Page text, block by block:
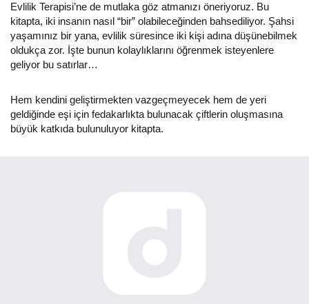
Evlilik Terapisi’ne de mutlaka göz atmanızı öneriyoruz. Bu
kitapta, iki insanın nasıl “bir” olabileceğinden bahsediliyor. Şahsi
yaşamınız bir yana, evlilik süresince iki kişi adına düşünebilmek
oldukça zor. İşte bunun kolaylıklarını öğrenmek isteyenlere
geliyor bu satırlar…
Hem kendini geliştirmekten vazgeçmeyecek hem de yeri
geldiğinde eşi için fedakarlıkta bulunacak çiftlerin oluşmasına
büyük katkıda bulunuluyor kitapta.